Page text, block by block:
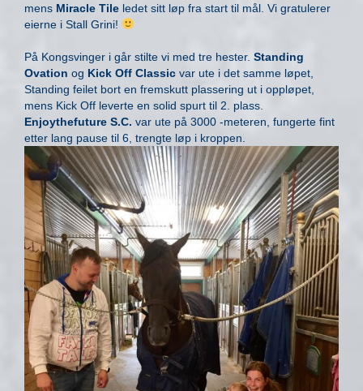
mens Miracle Tile ledet sitt løp fra start til mål. Vi gratulerer
eierne i Stall Grini!
På Kongsvinger i går stilte vi med tre hester. Standing
Ovation og Kick Off Classic var ute i det samme løpet,
Standing feilet bort en fremskutt plassering ut i oppløpet,
mens Kick Off leverte en solid spurt til 2. plass.
Enjoythefuture S.C. var ute på 3000 -meteren, fungerte fint
etter lang pause til 6, trengte løp i kroppen.